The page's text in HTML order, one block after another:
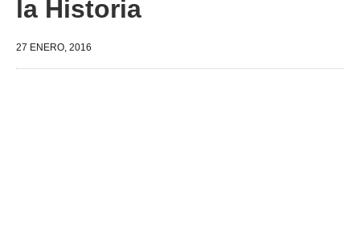
la Historia
27 ENERO, 2016